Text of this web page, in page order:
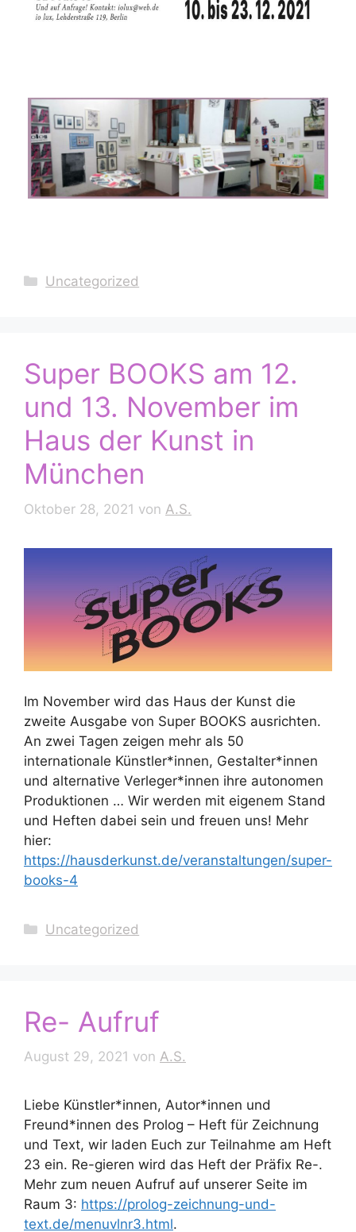
Kategorien
Uncategorized
Super BOOKS am 12.
und 13. November im
Haus der Kunst in
München
Oktober 28, 2021 von A.S.
Im November wird das Haus der Kunst die
zweite Ausgabe von Super BOOKS ausrichten.
An zwei Tagen zeigen mehr als 50
internationale Künstler*innen, Gestalter*innen
und alternative Verleger*innen ihre autonomen
Produktionen … Wir werden mit eigenem Stand
und Heften dabei sein und freuen uns! Mehr
hier:
https://hausderkunst.de/veranstaltungen/super-
books-4
Kategorien
Uncategorized
Re- Aufruf
August 29, 2021 von A.S.
Liebe Künstler*innen, Autor*innen und
Freund*innen des Prolog – Heft für Zeichnung
und Text, wir laden Euch zur Teilnahme am Heft
23 ein. Re-gieren wird das Heft der Präfix Re-.
Mehr zum neuen Aufruf auf unserer Seite im
Raum 3: https://prolog-zeichnung-und-
text.de/menuvlnr3.html.